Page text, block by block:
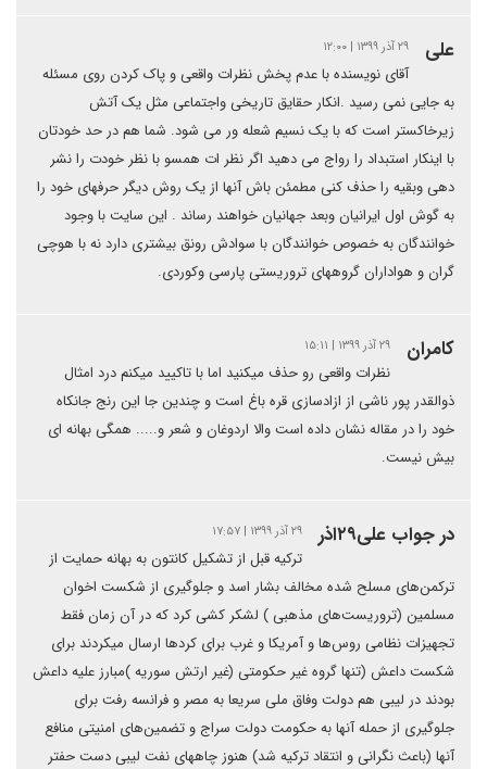
علی ۲۹ آذر ۱۳۹۹ | ۱۲:۰۰
آقای نویسنده با عدم پخش نظرات واقعی و پاک کردن روی مسئله
به جایی نمی رسید .انکار حقایق تاریخی واجتماعی مثل یک آتش
زیرخاکستر است که با یک نسیم شعله ور می شود. شما هم در حد خودتان
با اینکار استبداد را رواج می دهید اگر نظر ات همسو با نظر خودت را نشر
دهی وبقیه را حذف کنی مطمئن باش آنها از یک روش دیگر حرفهای خود را
به گوش اول ایرانیان وبعد جهانیان خواهند رساند . این سایت با وجود
خوانندگان به خصوص خوانندگان با سوادش رونق بیشتری دارد نه با هوچی
گران و هواداران گروههای تروریستی پارسی وکوردی.
كامران ۲۹ آذر ۱۳۹۹ | ۱۵:۱۱
نظرات واقعی رو حذف میکنید اما با تاکیید میکنم درد امثال
ذوالقدر پور ناشی از ازادسازی قره باغ است و چندین جا این رنج جانکاه
خود را در مقاله نشان داده است والا اردوغان و شعر و..... همگی بهانه ای
بیش نیست.
در جواب علی۲۹اذر ۲۹ آذر ۱۳۹۹ | ۱۷:۵۷
ترکیه قبل از تشکیل کانتون به بهانه حمایت از
ترکمن‌های مسلح شده مخالف بشار اسد و جلوگیری از شکست اخوان
مسلمین (تروریست‌های مذهبی ) لشکر کشی کرد که در آن زمان فقط
تجهیزات نظامی روس‌ها و آمریکا و غرب برای کردها ارسال میکردند برای
شکست داعش (تنها گروه غیر حکومتی (غیر ارتش سوریه )مبارز علیه داعش
بودند در لیبی هم دولت وفاق ملی سریعا به مصر و فرانسه رفت برای
جلوگیری از حمله آنها به حکومت دولت سراج و تضمین‌های امنیتی منافع
آنها (باعث نگرانی و انتقاد ترکیه شد) هنوز چاههای نفت لیبی دست حفتر